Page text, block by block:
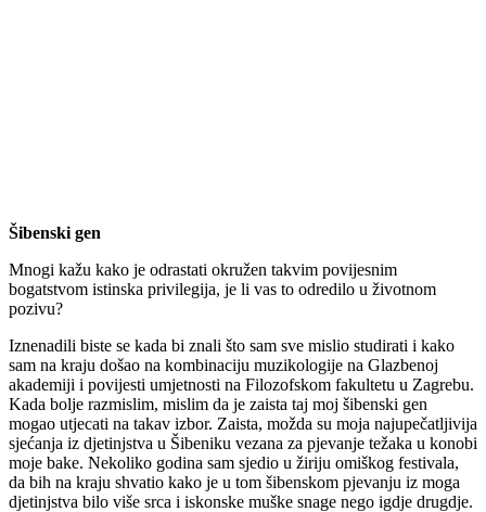
Šibenski gen
Mnogi kažu kako je odrastati okružen takvim povijesnim
bogatstvom istinska privilegija, je li vas to odredilo u životnom
pozivu?
Iznenadili biste se kada bi znali što sam sve mislio studirati i kako
sam na kraju došao na kombinaciju muzikologije na Glazbenoj
akademiji i povijesti umjetnosti na Filozofskom fakultetu u Zagrebu.
Kada bolje razmislim, mislim da je zaista taj moj šibenski gen
mogao utjecati na takav izbor. Zaista, možda su moja najupečatljivija
sjećanja iz djetinjstva u Šibeniku vezana za pjevanje težaka u konobi
moje bake. Nekoliko godina sam sjedio u žiriju omiškog festivala,
da bih na kraju shvatio kako je u tom šibenskom pjevanju iz moga
djetinjstva bilo više srca i iskonske muške snage nego igdje drugdje.